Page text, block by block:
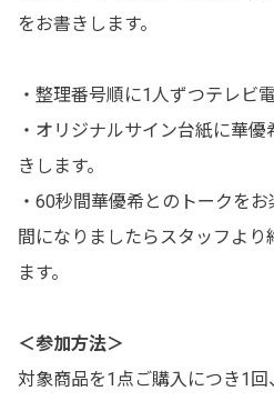
をお書きします。
・整理番号順に1人ずつテレビ
・オリジナルサイン台紙に華
きします。
・60秒間華優希とのトークを
間になりましたらスタッフよ
ます。
＜参加方法＞
対象商品を1点ご購入につき1